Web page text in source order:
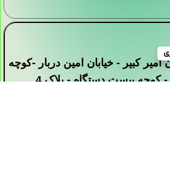
امیر کبیر - خیابان امین دربار -کوچه
بیست دستگاه - پلاک 4